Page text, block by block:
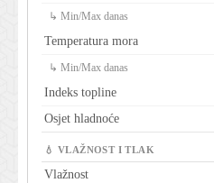
↳ Min/Max danas
Temperatura mora
↳ Min/Max danas
Indeks topline
Osjet hladnoće
💧 VLAŽNOST I TLAK
Vlažnost